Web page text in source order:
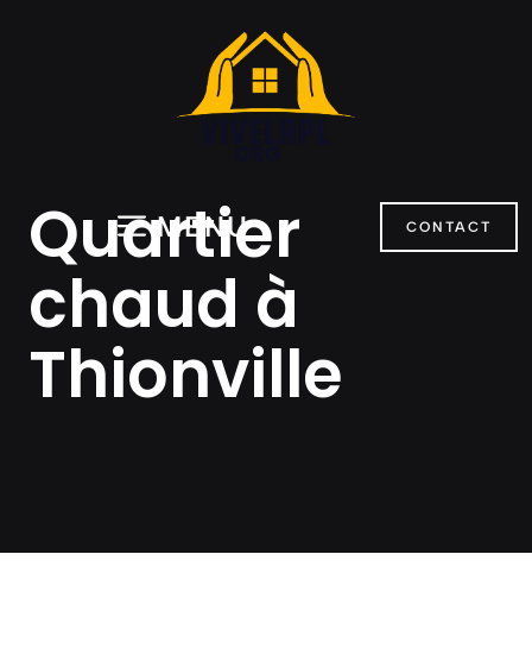
MENU CONTACT
Quartier
chaud à
Thionville